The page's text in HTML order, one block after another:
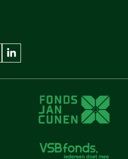
Jan Cunen
Jan Cunen
Museum Jan Cunen
linkedin Museum Jan Cunen